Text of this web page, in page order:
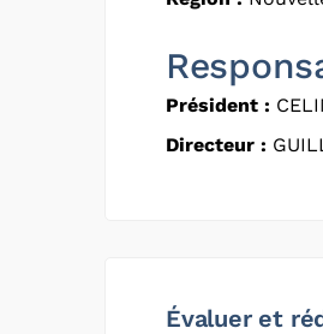
Président :
Directeur :
Évaluer et